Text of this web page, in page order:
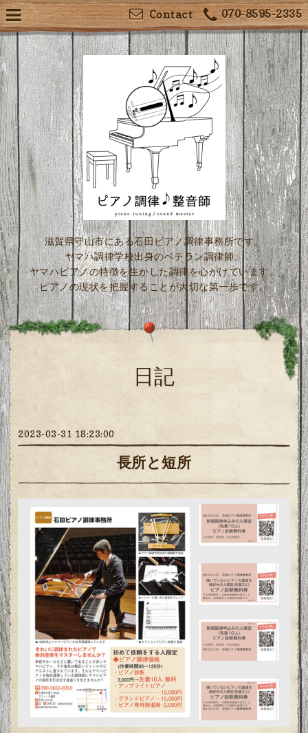
070-8595-2335
Contact
滋賀県守山市にある石田ピアノ調律事務所です。
ヤマハ調律学校出身のベテラン調律師、
ヤマハピアノの特徴を生かした調律を心がけています。
ピアノの現状を把握することが大切な第一歩です。
日記
2023-03-31 18:23:00
長所と短所